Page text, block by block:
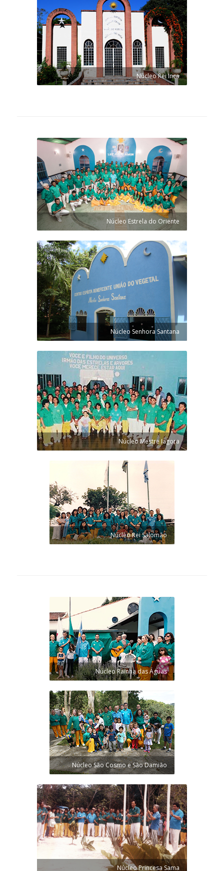
Núcleo Rei Inca
Núcleo Estrela do Oriente
Núcleo Senhora Santana
Núcleo Mestre Iagora
Núcleo Rei Salomão
Núcleo Rainha das Águas
Núcleo São Cosmo e São Damião
Núcleo Princesa Sama